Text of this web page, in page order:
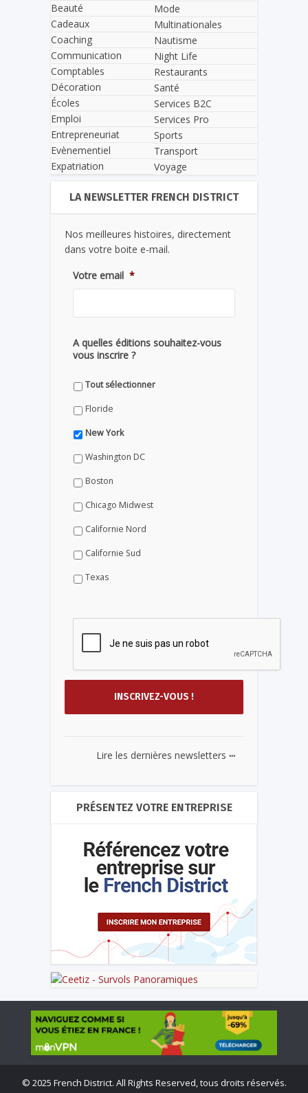
Beauté
Cadeaux
Coaching
Communication
Comptables
Décoration
Écoles
Emploi
Entrepreneuriat
Evènementiel
Expatriation
Mode
Multinationales
Nautisme
Night Life
Restaurants
Santé
Services B2C
Services Pro
Sports
Transport
Voyage
LA NEWSLETTER FRENCH DISTRICT
Nos meilleures histoires, directement
dans votre boite e-mail.
Votre email *
A quelles éditions souhaitez-vous
vous inscrire ?
Tout sélectionner
Floride
New York
Washington DC
Boston
Chicago Midwest
Californie Nord
Californie Sud
Texas
Lire les dernières newsletters ...
PRÉSENTEZ VOTRE ENTREPRISE
© 2025 French District. All Rights Reserved, tous droits réservés.